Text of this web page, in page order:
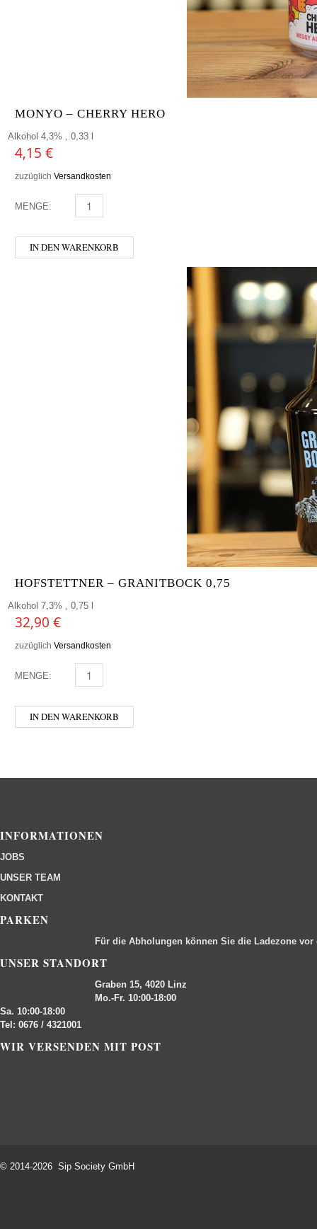
MONYO – CHERRY HERO
Alkohol 4,3% , 0,33 l
4,15 €
zuzüglich Versandkosten
MENGE: MONYO - CHERRY HERO MENGE
IN DEN WARENKORB
HOFSTETTNER – GRANITBOCK 0,75
Alkohol 7,3% , 0,75 l
32,90 €
zuzüglich Versandkosten
MENGE: HOFSTETTNER - GRANITBOCK 0,75 MENGE
IN DEN WARENKORB
INFORMATIONEN
JOBS
UNSER TEAM
KONTAKT
PARKEN
Für die Abholungen können Sie die Ladezone
UNSER STANDORT
Graben 15, 4020 Linz
Mo.-Fr. 10:00-18:00
Sa. 10:00-18:00
Tel: 0676 / 4321001
WIR VERSENDEN MIT POST
© 2014-2026 Sip Society GmbH